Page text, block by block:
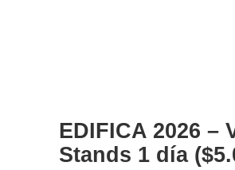
EDIFICA 2026 –
Stands 1 día